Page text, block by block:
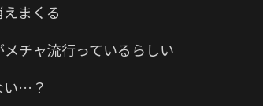
まくる
チャ流行っているらしい
い…？